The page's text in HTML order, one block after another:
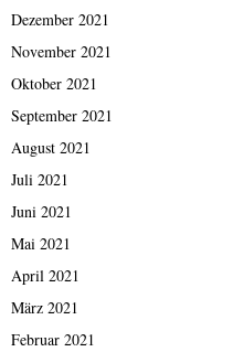
Dezember 2021
November 2021
Oktober 2021
September 2021
August 2021
Juli 2021
Juni 2021
Mai 2021
April 2021
März 2021
Februar 2021